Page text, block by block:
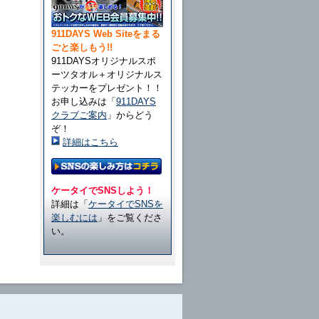
911DAYS Web Siteをまる
ごと楽しもう!!
911DAYSオリジナルスポ
ーツタオル＋オリジナルス
テッカーをプレゼント！！
お申し込みは「 911DAYS
クラブご案内 」からどう
ぞ！
詳細はこちら
ケータイでSNSしよう！
詳細は「 ケータイでSNSを
楽しむには 」をご覧くださ
い。